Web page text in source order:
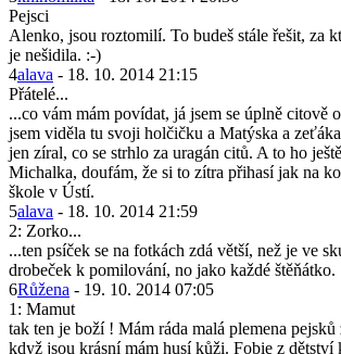
Pejsci
Alenko, jsou roztomilí. To budeš stále řešit, za
je nešidila. :-)
4alava - 18. 10. 2014 21:15
Přátelé...
...co vám mám povídat, já jsem se úplně citově
jsem viděla tu svoji holčičku a Matýska a
jen zíral, co se strhlo za uragán citů. A to ho
Michalka, doufám, že si to zítra přihasí jak na
škole v Ústí.
5alava - 18. 10. 2014 21:59
2: Zorko...
...ten psíček se na fotkách zdá větší, než je ve
drobeček k pomilování, no jako každé štěňátko.
6Růžena - 19. 10. 2014 07:05
1: Mamut
tak ten je boží ! Mám ráda malá plemena
když jsou krásní mám husí kůži. Fobie z dětství